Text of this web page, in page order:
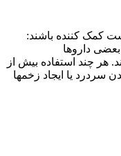
کمک کننده باشند:
بعضی داروها
هر چند استفاده بیش از
یا ایجاد زخمها